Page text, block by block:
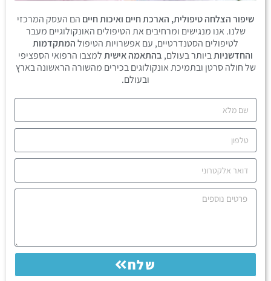
שיפור הצלחה טיפולית, הארכת חיים ואיכות חיים הם העסק המרכזי
שלנו. אנו מנגישים ומרחיבים את הטיפולים האונקולוגיים מעבר
לטיפולים הסטנדרטיים, עם אפשרויות הטיפולהמתקדמות
והחדשניותביותר בעולם, בהתאמה אישיתלמצבו הרפואי הספציפי
של חולה סרטן ובתמיכת אונקולוגים בכירים מהשורה הראשונה בארץ
ובעולם.
שלח